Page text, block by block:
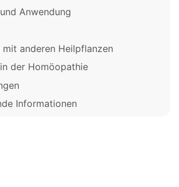
Anwendung
mit anderen Heilpflanzen
der Homöopathie
Informationen